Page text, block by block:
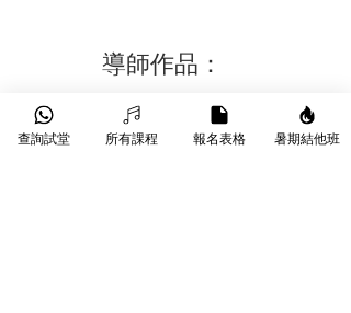
​導師作品：
查詢試堂 所有課程 報名表格 暑期結他班